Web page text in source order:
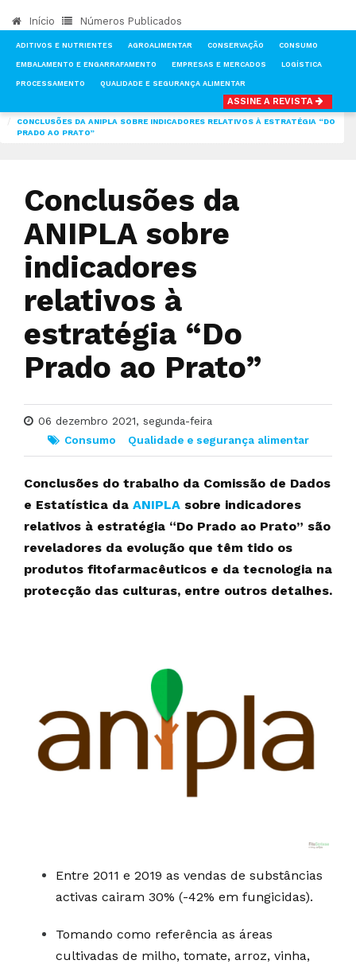
Início Números Publicados
ADITIVOS E NUTRIENTES AGROALIMENTAR CONSERVAÇÃO CONSUMO
EMBALAMENTO E ENGARRAFAMENTO EMPRESAS E MERCADOS LOGÍSTICA
PROCESSAMENTO QUALIDADE E SEGURANÇA ALIMENTAR
ASSINE A REVISTA
CONCLUSÕES DA ANIPLA SOBRE INDICADORES RELATIVOS À ESTRATÉGIA “DO
PRADO AO PRATO”
Conclusões da
ANIPLA sobre
indicadores
relativos à
estratégia “Do
Prado ao Prato”
06 dezembro 2021, segunda-feira
Consumo
Qualidade e segurança alimentar
Conclusões do trabalho da Comissão de Dados
e Estatística da ANIPLA sobre indicadores
relativos à estratégia “Do Prado ao Prato” são
reveladores da evolução que têm tido os
produtos fitofarmacêuticos e da tecnologia na
protecção das culturas, entre outros detalhes.
Entre 2011 e 2019 as vendas de substâncias
activas cairam 30% (-42% em fungicidas).
Tomando como referência as áreas
cultivadas de milho, tomate, arroz, vinha,